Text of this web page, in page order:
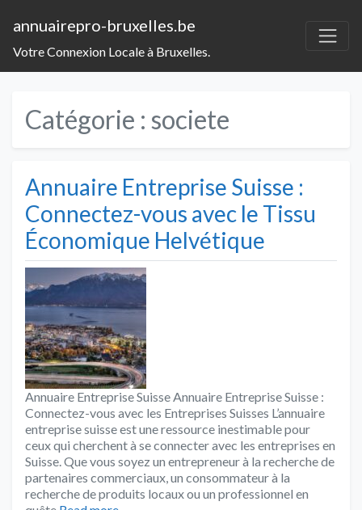
annuairepro-bruxelles.be
Votre Connexion Locale à Bruxelles.
Catégorie : societe
Annuaire Entreprise Suisse :
Connectez-vous avec le Tissu
Économique Helvétique
Annuaire Entreprise Suisse Annuaire Entreprise Suisse :
Connectez-vous avec les Entreprises Suisses L’annuaire
entreprise suisse est une ressource inestimable pour
ceux qui cherchent à se connecter avec les entreprises en
Suisse. Que vous soyez un entrepreneur à la recherche de
partenaires commerciaux, un consommateur à la
recherche de produits locaux ou un professionnel en